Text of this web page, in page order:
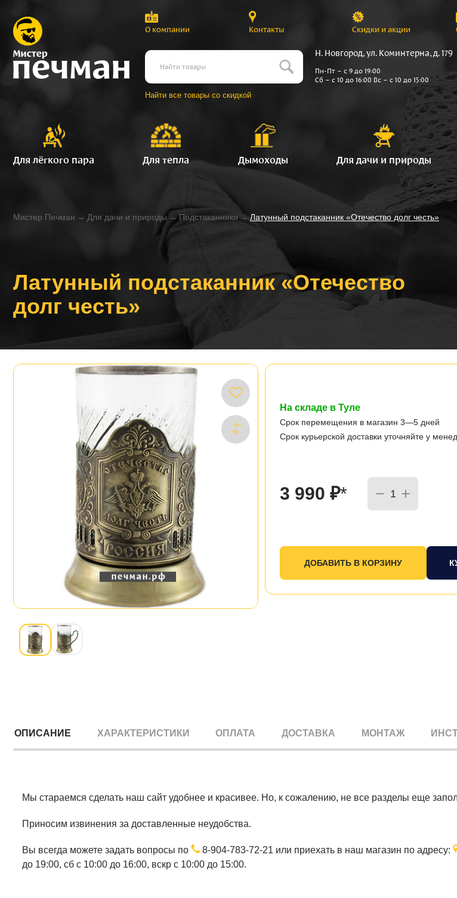
О компании Контакты Скидки и акции
Найти все товары со скидкой
Н. Новгород, ул. Коминтерна, д. 179
Пн-Пт – с 9 до 19:00
Сб – с 10 до 16:00 Вс – с 10 до 15:00
Для лёгкого пара Для тепла Дымоходы Для дачи и природы
Мистер Печман → Для дачи и природы → Подстаканники →Латунный подстаканник «Отечество долг честь»
Латунный подстаканник «Отечество
долг честь»
На складе в Туле
Срок перемещения в магазин 3—5 дней
Срок курьерской доставки уточняйте у
3 990 ₽*
ОПИСАНИЕ ХАРАКТЕРИСТИКИ ОПЛАТА ДОСТАВКА МОНТАЖ
Мы стараемся сделать наш сайт удобнее и красивее. Но, к сожалению, не все разделы еще
Приносим извинения за доставленные неудобства.
Вы всегда можете задать вопросы по 8-904-783-72-21 или приехать в наш магазин по адресу:
до 19:00, сб с 10:00 до 16:00, вскр с 10:00 до 15:00.